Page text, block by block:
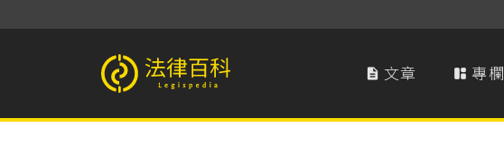
法律百科 Legispedia  文章  專欄